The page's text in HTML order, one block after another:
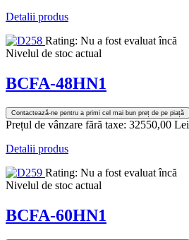
Detalii produs
Rating: Nu a fost evaluat încă
Nivelul de stoc actual
BCFA-48HN1
Contactează-ne pentru a primi cel mai bun preț de pe piață
Prețul de vânzare fără taxe: 32550,00 Lei
Detalii produs
Rating: Nu a fost evaluat încă
Nivelul de stoc actual
BCFA-60HN1